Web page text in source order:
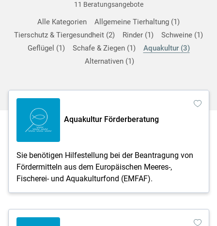
11 Beratungsangebote
Alle Kategorien Allgemeine Tierhaltung 1
Tierschutz & Tiergesundheit 2 Rinder 1 Schweine 1
Geflügel
1 Schafe & Ziegen 1 Aquakultur 3
Alternativen 1
Aquakultur Förderberatung
Sie benötigen Hilfestellung bei der Beantragung von
Fördermitteln aus dem Europäischen Meeres-,
Fischerei- und Aquakulturfond (EMFAF).